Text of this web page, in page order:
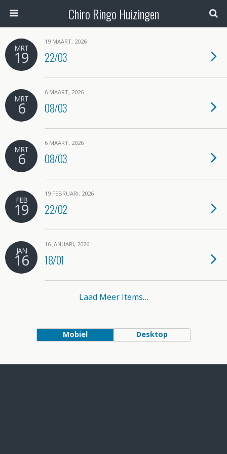
Chiro Ringo Huizingen
MRT
19
19 MAART, 2026
22/03
MRT
6
6 MAART, 2026
08/03
MRT
6
6 MAART, 2026
08/03
FEB
19
19 FEBRUARI, 2026
22/02
JAN
16
16 JANUARI, 2026
18/01
Laad Meer Items…
Mobiel Desktop